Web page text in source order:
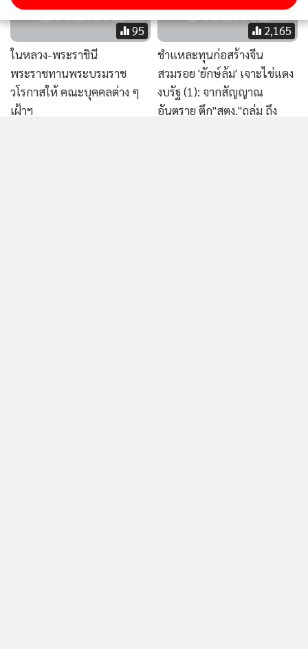
95
ในหลวง-พระราชินี
พระราชทานพระบรมราช
วโรกาสให้ คณะบุคคลต่าง ๆ
เฝ้าฯ
2,165
ชำแหละทุนก่อสร้างจีน
สวมรอย 'ยักษ์ล้ม' เจาะไข่แดง
งบรัฐ (1): จากสัญญาณ
อันตราย ตึก"สตง."ถล่ม ถึง